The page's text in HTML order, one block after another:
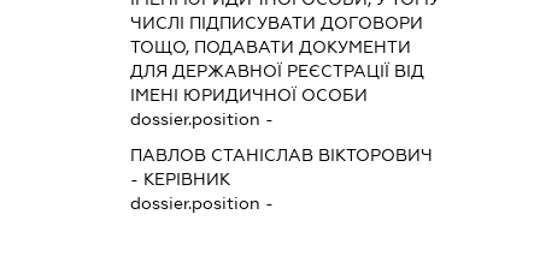
ЧИСЛІ ПІДПИСУВАТИ ДОГОВОРИ
ТОЩО, ПОДАВАТИ ДОКУМЕНТИ
ДЛЯ ДЕРЖАВНОЇ РЕЄСТРАЦІЇ ВІД
ІМЕНІ ЮРИДИЧНОЇ ОСОБИ
dossier.position -
ПАВЛОВ СТАНІСЛАВ ВІКТОРОВИЧ
- КЕРІВНИК
dossier.position -